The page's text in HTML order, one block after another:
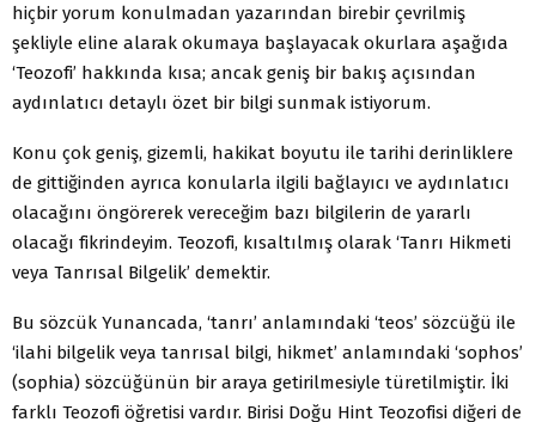
hiçbir yorum konulmadan yazarından birebir çevrilmiş
şekliyle eline alarak okumaya başlayacak okurlara aşağıda
‘Teozofi’ hakkında kısa; ancak geniş bir bakış açısından
aydınlatıcı detaylı özet bir bilgi sunmak istiyorum.
Konu çok geniş, gizemli, hakikat boyutu ile tarihi derinliklere
de gittiğinden ayrıca konularla ilgili bağlayıcı ve aydınlatıcı
olacağını öngörerek vereceğim bazı bilgilerin de yararlı
olacağı fikrindeyim. Teozofi, kısaltılmış olarak ‘Tanrı Hikmeti
veya Tanrısal Bilgelik’ demektir.
Bu sözcük Yunancada, ‘tanrı’ anlamındaki ‘teos’ sözcüğü ile
‘ilahi bilgelik veya tanrısal bilgi, hikmet’ anlamındaki ‘sophos’
(sophia) sözcüğünün bir araya getirilmesiyle türetilmiştir. İki
farklı Teozofi öğretisi vardır. Birisi Doğu Hint Teozofisi diğeri de